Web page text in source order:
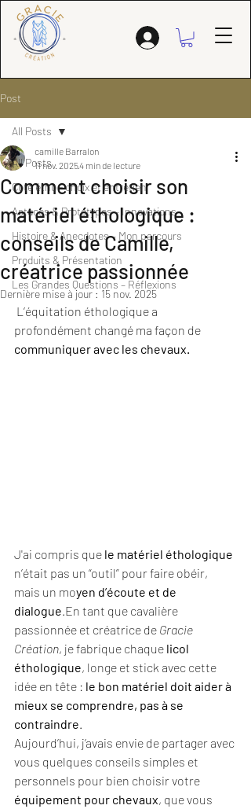
Post
All Posts
Coté étho - choix et entretien
Astuces & Prototypes – Innovations
Histoire & Anecdotes – Mon parcours
Produits & Présentation
Les Grandes Questions – Réflexions
All Posts
Comment choisir son
matériel éthologique :
conseils de Camille,
créatrice passionnée
camille Barralon
11 nov. 20254 min de lecture
Dernière mise à jour : 15 nov. 2025
profondément changé ma façon de
communiquer avec les chevaux.
J'ai compris que le matériel éthologique
n’était pas un “outil” pour faire obéir,
mais un moyen d’écoute et de
dialogue .En tant que cavalière
passionnée et créatrice de Gracie
Création, je fabrique chaque licol
éthologique, longe et stick avec cette
idée en tête : le bon matériel doit aider à
mieux se comprendre, pas à se
contraindre
Aujourd’hui, j’avais envie de partager avec
vous quelques conseils simples et
personnels pour bien choisir votre
équipement pour chevaux, que vous